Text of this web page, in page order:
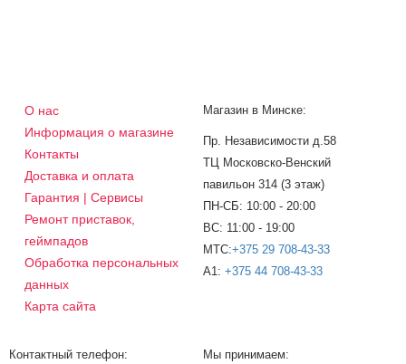
О нас
Информация о магазине
Контакты
Доставка и оплата
Гарантия | Сервисы
Ремонт приставок,
геймпадов
Обработка персональных
данных
Карта сайта
Магазин в Минске:
Пр. Независимости д.58
ТЦ Московско-Венский
павильон 314 (3 этаж)
ПН-СБ: 10:00 - 20:00
ВС: 11:00 - 19:00
МТС:+375 29 708-43-33
A1: +375 44 708-43-33
Контактный телефон: Мы принимаем: